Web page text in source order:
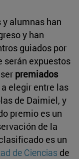
alumnas han
y han
guiados por
serán expuestos
premiados
a elegir entre las
de Daimiel, y
premio es un
de la
es un
de Ciencias de